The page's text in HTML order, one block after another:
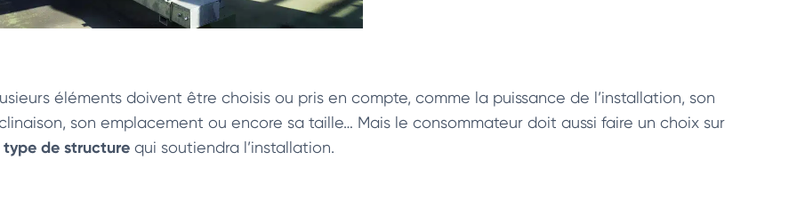
éléments doivent être choisis ou pris en compte, comme la puissance de l’installation, son
son emplacement ou encore sa taille… Mais le consommateur doit aussi faire un choix sur
type de structure qui soutiendra l’installation.